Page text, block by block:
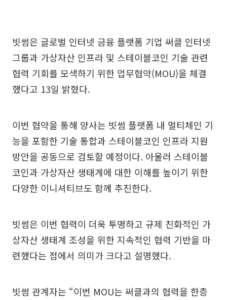
빗썸은 글로벌 인터넷 금융 플랫폼 기업 써클 인터넷
그룹과 가상자산 인프라 및 스테이블코인 기술 관련
협력 기회를 모색하기 위한 업무협약(MOU)을 체결
했다고 13일 밝혔다.
이번 협약을 통해 양사는 빗썸 플랫폼 내 멀티체인 기
능을 포함한 기술 통합과 스테이블코인 인프라 지원
방안을 공동으로 검토할 예정이다. 아울러 스테이블
코인과 가상자산 생태계에 대한 이해를 높이기 위한
다양한 이니셔티브도 함께 추진한다.
빗썸은 이번 협력이 더욱 투명하고 규제 친화적인 가
상자산 생태계 조성을 위한 지속적인 협력 기반을 마
련했다는 점에서 의미가 크다고 설명했다.
빗썸 관계자는 “이번 MOU는 써클과의 협력을 한층